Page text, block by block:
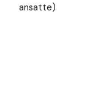
ansatte)